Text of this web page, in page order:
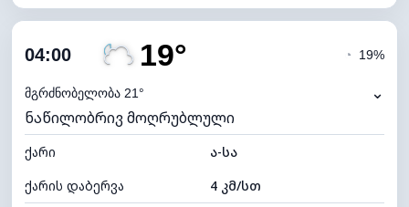
ღრუბლიანობა
ნამის წერტილი
ხილვადობა
10 კმ
განათების ინდექსი 0 (ბნელი)
ღრუბლის სიმაღლე 9280 მ
04:00 19°
მგრძნობელობა 21°
◔ 19%
⌄
ნაწილობრივ მოღრუბლული
ქარი
ა-სა
ქარის დაბერვა
4 კმ/სთ